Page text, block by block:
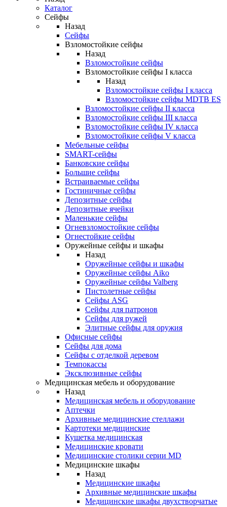
Каталог
Сейфы
Назад
Сейфы
Взломостойкие сейфы
Назад
Взломостойкие сейфы
Взломостойкие сейфы I класса
Назад
Взломостойкие сейфы I класса
Взломостойкие сейфы MDTB ES
Взломостойкие сейфы II класса
Взломостойкие сейфы III класса
Взломостойкие сейфы IV класса
Взломостойкие сейфы V класса
Мебельные сейфы
SMART-сейфы
Банковские сейфы
Большие сейфы
Встраиваемые сейфы
Гостиничные сейфы
Депозитные сейфы
Депозитные ячейки
Маленькие сейфы
Огневзломостойкие сейфы
Огнестойкие сейфы
Оружейные сейфы и шкафы
Назад
Оружейные сейфы и шкафы
Оружейные сейфы Aiko
Оружейные сейфы Valberg
Пистолетные сейфы
Сейфы ASG
Сейфы для патронов
Сейфы для ружей
Элитные сейфы для оружия
Офисные сейфы
Сейфы для дома
Сейфы с отделкой деревом
Темпокассы
Эксклюзивные сейфы
Медицинская мебель и оборудование
Назад
Медицинская мебель и оборудование
Аптечки
Архивные медицинские стеллажи
Картотеки медицинские
Кушетка медицинская
Медицинские кровати
Медицинские столики серии MD
Медицинские шкафы
Назад
Медицинские шкафы
Архивные медицинские шкафы
Медицинские шкафы двухстворчатые